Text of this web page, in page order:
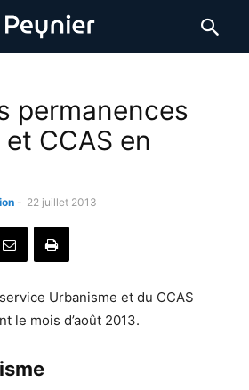
permanences
CCAS en
- 22 juillet 2013
Urbanisme et du CCAS
le mois d’août 2013.